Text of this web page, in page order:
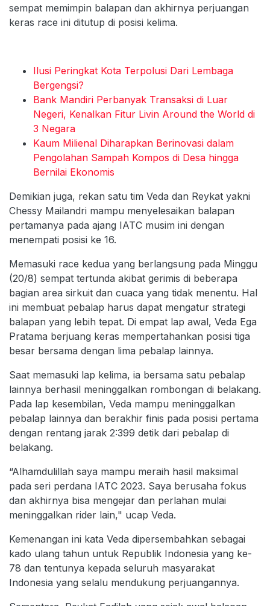
sempat memimpin balapan dan akhirnya perjuangan
keras race ini ditutup di posisi kelima.
Ilusi Peringkat Kota Terpolusi Dari Lembaga
Bergengsi?
Bank Mandiri Perbanyak Transaksi di Luar
Negeri, Kenalkan Fitur Livin Around the World di
3 Negara
Kaum Milienal Diharapkan Berinovasi dalam
Pengolahan Sampah Kompos di Desa hingga
Bernilai Ekonomis
Demikian juga, rekan satu tim Veda dan Reykat yakni
Chessy Mailandri mampu menyelesaikan balapan
pertamanya pada ajang IATC musim ini dengan
menempati posisi ke 16.
Memasuki race kedua yang berlangsung pada Minggu
(20/8) sempat tertunda akibat gerimis di beberapa
bagian area sirkuit dan cuaca yang tidak menentu. Hal
ini membuat pebalap harus dapat mengatur strategi
balapan yang lebih tepat. Di empat lap awal, Veda Ega
Pratama berjuang keras mempertahankan posisi tiga
besar bersama dengan lima pebalap lainnya.
Saat memasuki lap kelima, ia bersama satu pebalap
lainnya berhasil meninggalkan rombongan di belakang.
Pada lap kesembilan, Veda mampu meninggalkan
pebalap lainnya dan berakhir finis pada posisi pertama
dengan rentang jarak 2:399 detik dari pebalap di
belakang.
“Alhamdulillah saya mampu meraih hasil maksimal
pada seri perdana IATC 2023. Saya berusaha fokus
dan akhirnya bisa mengejar dan perlahan mulai
meninggalkan rider lain," ucap Veda.
Kemenangan ini kata Veda dipersembahkan sebagai
kado ulang tahun untuk Republik Indonesia yang ke-
78 dan tentunya kepada seluruh masyarakat
Indonesia yang selalu mendukung perjuangannya.